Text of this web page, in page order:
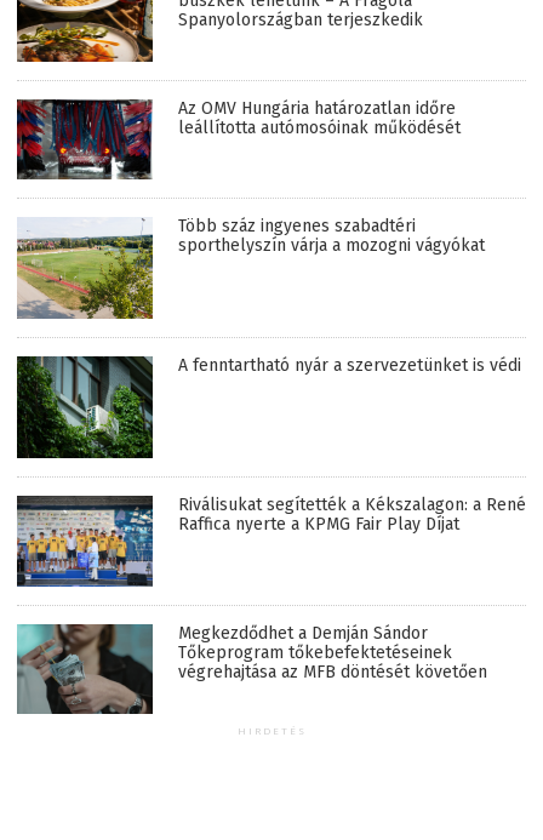
Spanyolországban terjeszkedik
Az OMV Hungária határozatlan időre
leállította autómosóinak működését
Több száz ingyenes szabadtéri
sporthelyszín várja a mozogni vágyókat
A fenntartható nyár a szervezetünket is védi
Riválisukat segítették a Kékszalagon: a René
Raffica nyerte a KPMG Fair Play Díjat
Megkezdődhet a Demján Sándor
Tőkeprogram tőkebefektetéseinek
végrehajtása az MFB döntését követően
HIRDETÉS